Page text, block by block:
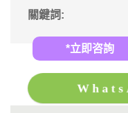
關鍵詞:
*立即咨詢